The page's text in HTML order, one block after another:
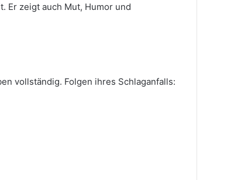
Er zeigt auch Mut, Humor und
vollständig. Folgen ihres Schlaganfalls: